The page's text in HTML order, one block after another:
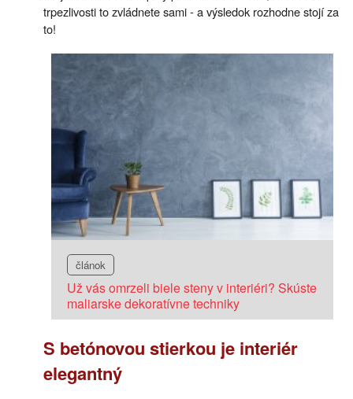
trpezlivosti to zvládnete sami - a výsledok rozhodne stojí za
to!
článok
Už vás omrzeli biele steny v interiéri? Skúste
maliarske dekoratívne techniky
S betónovou stierkou je interiér
elegantný